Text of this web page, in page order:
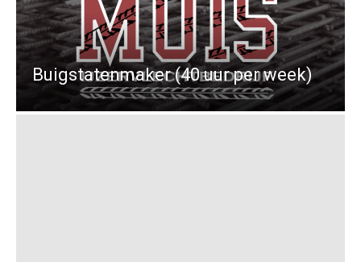
Buigstatenmaker (40 uur per week)